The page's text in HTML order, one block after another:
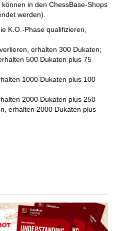
in den ChessBase-Shops
werden).
K.O.-Phase qualifizieren,
erhalten 300 Dukaten;
500 Dukaten plus 75
1000 Dukaten plus 100
2000 Dukaten plus 250
erhalten 2000 Dukaten plus